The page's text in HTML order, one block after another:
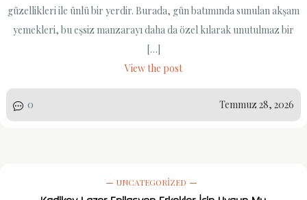
güzellikleri ile ünlü bir yerdir. Burada, gün batımında sunulan akşam
yemekleri, bu eşsiz manzarayı daha da özel kılarak unutulmaz bir
[…]
View the post
0 Temmuz 28, 2026
UNCATEGORIZED